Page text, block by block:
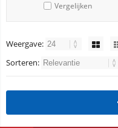
Vergelijken
Weergave:
Sorteren: